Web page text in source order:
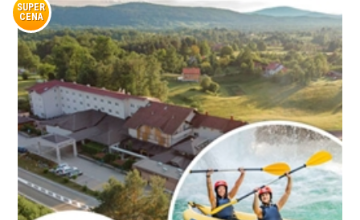
SUPER
CENA